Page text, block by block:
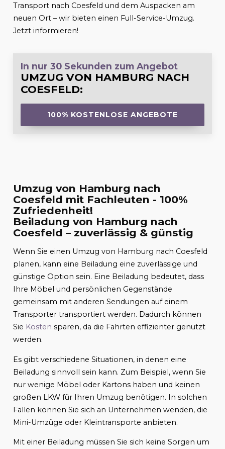
Transport nach Coesfeld und dem Auspacken am
neuen Ort – wir bieten einen Full-Service-Umzug.
Jetzt informieren!
In nur 30 Sekunden zum Angebot
UMZUG VON HAMBURG NACH
COESFELD:
100% KOSTENLOSE ANGEBOTE
Umzug von Hamburg nach
Coesfeld mit Fachleuten - 100%
Zufriedenheit!
Beiladung von Hamburg nach
Coesfeld – zuverlässig & günstig
Wenn Sie einen Umzug von Hamburg nach Coesfeld
planen, kann eine Beiladung eine zuverlässige und
günstige Option sein. Eine Beiladung bedeutet, dass
Ihre Möbel und persönlichen Gegenstände
gemeinsam mit anderen Sendungen auf einem
Transporter transportiert werden. Dadurch können
Sie Kosten sparen, da die Fahrten effizienter genutzt
werden.
Es gibt verschiedene Situationen, in denen eine
Beiladung sinnvoll sein kann. Zum Beispiel, wenn Sie
nur wenige Möbel oder Kartons haben und keinen
großen LKW für Ihren Umzug benötigen. In solchen
Fällen können Sie sich an Unternehmen wenden, die
Mini-Umzüge oder Kleintransporte anbieten.
Mit einer Beiladung müssen Sie sich keine Sorgen um